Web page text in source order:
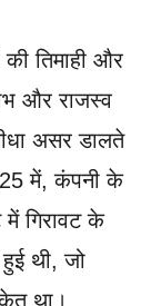
तिमाही और
और राजस्व
असर डालते
में, कंपनी के
गिरावट के
थी, जो
था।